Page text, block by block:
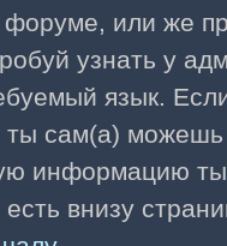
форуме, или же
узнать у
язык.
ты сам(а)
информацию
внизу